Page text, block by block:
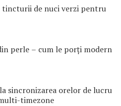
tincturii de nuci verzi pentru
perle – cum le porți modern
sincronizarea orelor de lucru
timezone